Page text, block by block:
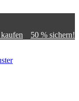
50 % sichern!